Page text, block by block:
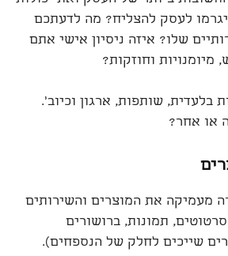
יגרמו לעסק להצליח? מה לדעתכם
שלו? איזה ניסיון אישי אתם
וחוזקות?
בלעדית, שותפות, ארגון וכיוב'.
או אחר?
מעמיקה את המוצרים והשירותים
תמונות, ברושורים
שייכים לחלק של הנספחים).